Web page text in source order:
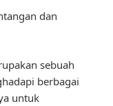
dan
sebuah
berbagai
untuk